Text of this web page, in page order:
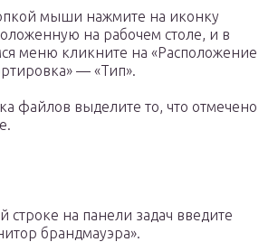
мыши нажмите на иконку
на рабочем столе, и в
меню кликните на «Расположение
— «Тип».
файлов выделите то, что отмечено
строке на панели задач введите
брандмауэра».